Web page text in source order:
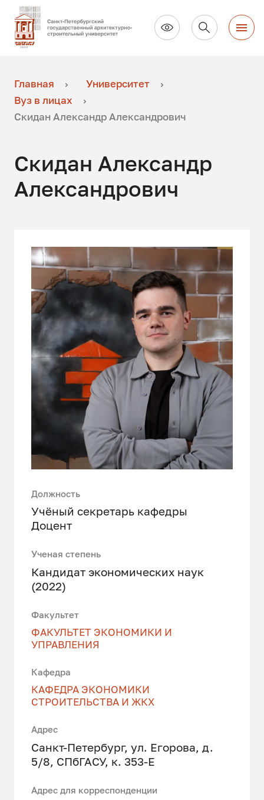
Главная
Университет
Вуз в лицах
Скидан Александр Александрович
Скидан Александр
Александрович
Должность
Учёный секретарь кафедры
Доцент
Ученая степень
Кандидат экономических наук
(2022)
Факультет
ФАКУЛЬТЕТ ЭКОНОМИКИ И
УПРАВЛЕНИЯ
Кафедра
КАФЕДРА ЭКОНОМИКИ
СТРОИТЕЛЬСТВА И ЖКХ
Адрес
Санкт-Петербург, ул. Егорова, д.
5/8, СПбГАСУ, к. 353-Е
Адрес для корреспонденции